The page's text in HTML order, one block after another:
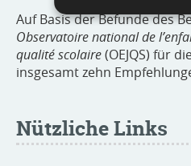
Auf Basis der Befunde des
Observatoire national de
qualité scolaire(OEJQS) für
insgesamt zehn
Nützliche Links